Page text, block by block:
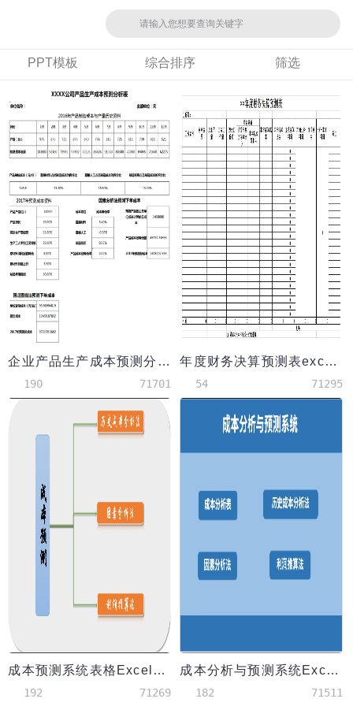
PPT模板 综合排序 筛选
企业产品生产成本预测分析表
190 71701
年度财务决算预测表excel模板
54 71295
成本预测系统表格Excel模板
192 71269
成本分析与预测系统Excel模板
182 71511